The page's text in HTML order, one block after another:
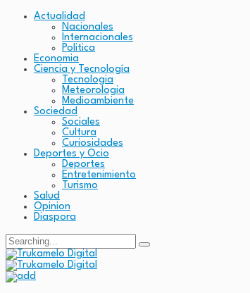
Actualidad
Nacionales
Internacionales
Politica
Economia
Ciencia y Tecnología
Tecnologia
Meteorologia
Medioambiente
Sociedad
Sociales
Cultura
Curiosidades
Deportes y Ocio
Deportes
Entretenimiento
Turismo
Salud
Opinion
Diaspora
Search
for: